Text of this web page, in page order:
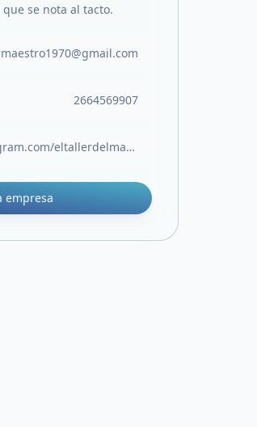
se nota al tacto.
2664569907
https://www.instagram.com/eltallerdelmaestro70/
empresa